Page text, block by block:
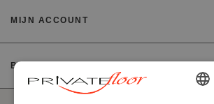
MIJN ACCOUNT
BETALING